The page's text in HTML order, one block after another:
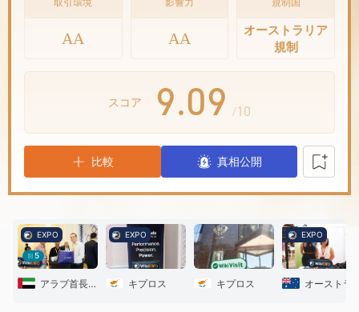
AA AA
オーストラリア
規制
スコア
8
9.0
1
2
3
4
8
9 /10
比較 真相公開
5
EXPO
アラブ首長国連邦
EXPO
キプロス キプロス
EXPO